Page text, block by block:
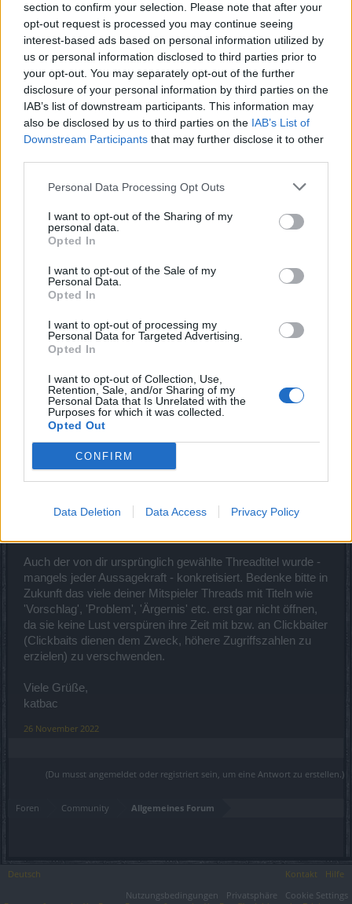
section to confirm your selection. Please note that after your
opt-out request is processed you may continue seeing
interest-based ads based on personal information utilized by
us or personal information disclosed to third parties prior to
your opt-out. You may separately opt-out of the further
disclosure of your personal information by third parties on the
IAB’s list of downstream participants. This information may
also be disclosed by us to third parties on the IAB’s List of
Downstream Participants that may further disclose it to other
Personal Data Processing Opt Outs
I want to opt-out of the Sharing of my
personal data.
Opted In
I want to opt-out of the Sale of my
Personal Data.
Opted In
I want to opt-out of processing my
Personal Data for Targeted Advertising.
Opted In
I want to opt-out of Collection, Use,
Retention, Sale, and/or Sharing of my
Personal Data that Is Unrelated with the
Purposes for which it was collected.
Opted Out
CONFIRM
Data Deletion Data Access Privacy Policy
Peter6500
Fortgeschrittener
Mich stört , wenn ich in Gruppe laufe , ist mein Mitspieler
nur als dunkelblauer Punkt zu sehen.
Auf den doch meist auch dunklen Lokalitäten , kann man
den kaum erkennen.
Ist doch bestimmt leicht möglich das erkennbarer zu
gestalten . Würde mir und vielen Anderen helfen.
26 November 2022
PastorOfMuppets gefällt dies.
PastorOfMuppets
Stimmt, ergänzend die Sucherei nach denen die gestorben
und es ist nur am Symbol im Gruppenmenü erkennbar ob
sich der Account in der Nähe befindet.
katbac
S-Moderator
Team Drakensang Online
Hallo@Peter6500
Problem' handelt wurde dein Thread in das 'Allgemeine
Auch der von dir ursprünglich gewählte Threadtitel wurde -
mangels jeder Aussagekraft - konkretisiert. Bedenke bitte in
Zukunft das viele deiner Mitspieler Threads mit Titeln wie
'Vorschlag', 'Problem', 'Ärgernis' etc. erst gar nicht öffnen,
da sie keine Lust verspüren ihre Zeit mit bzw. an Clickbaiter
(Clickbaits dienen dem Zweck, höhere Zugriffszahlen zu
erzielen) zu verschwenden.
Viele Grüße,
katbac
26 November 2022
(Du musst angemeldet oder registriert sein, um eine Antwort zu erstellen.)
Foren Community Allgemeines Forum
Deutsch Kontakt
Hilfe
Nutzungsbedingungen
Privatsphäre
Cookie Settings